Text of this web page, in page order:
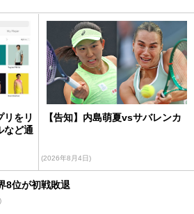
リをリ
など通
【告知】内島萌夏vsサバレンカ
(2026年8月4日)
8位が初戦敗退